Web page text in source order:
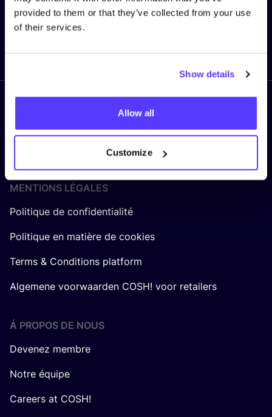
provided to them or that they’ve collected from your use
of their services.
Show details
Allow all
Customize
MENTIONS LÉGALES
Politique de confidentialité
Politique en matière de cookies
Terms & Conditions platform
Algemene voorwaarden COSH! voor retailers
Á PROPOS DE NOUS
Devenez membre
Notre équipe
Careers at COSH!